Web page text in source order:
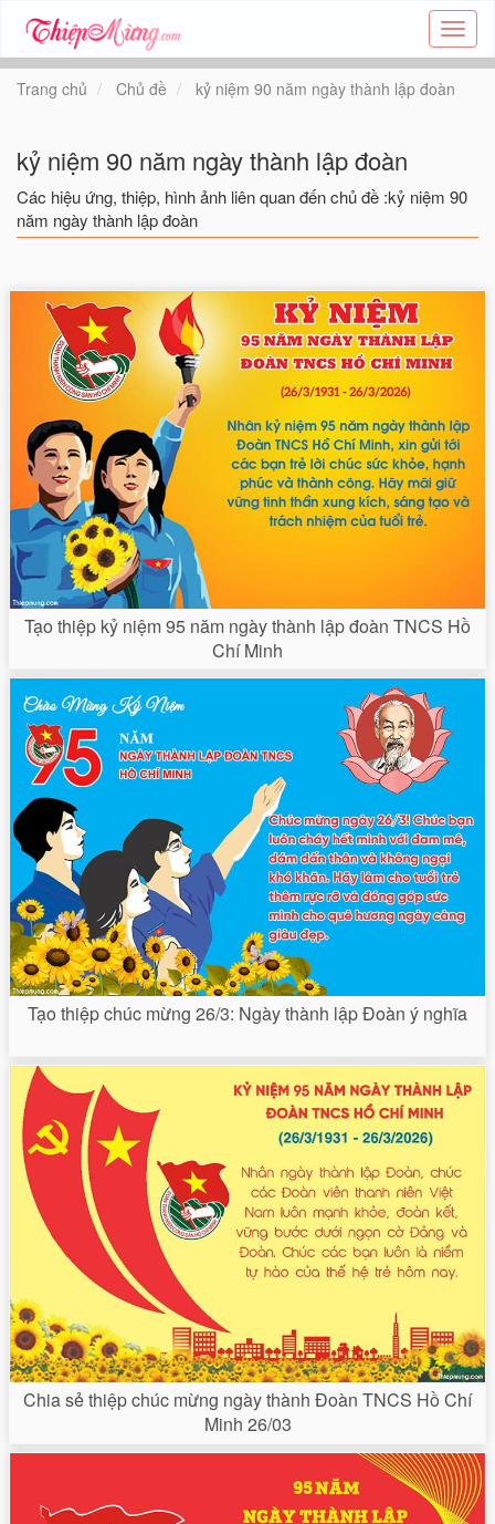
Tạo
thiệp
online
-
đề
-
Trang chủ Chủ đề kỷ niệm 90 năm ngày thành lập đoàn
kỷ niệm 90 năm ngày thành lập đoàn
Các hiệu ứng, thiệp, hình ảnh liên quan đến chủ đề :kỷ niệm 90
năm ngày thành lập đoàn
Tạo thiệp kỷ niệm 95 năm ngày thành lập đoàn TNCS Hồ
Chí Minh
Tạo thiệp chúc mừng 26/3: Ngày thành lập Đoàn ý nghĩa
Chia sẻ thiệp chúc mừng ngày thành Đoàn TNCS Hồ Chí
Minh 26/03